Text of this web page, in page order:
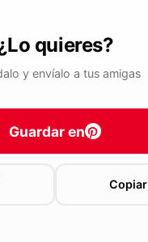
quieres?
y envíalo a tus amigas
Guardar en
Copiar